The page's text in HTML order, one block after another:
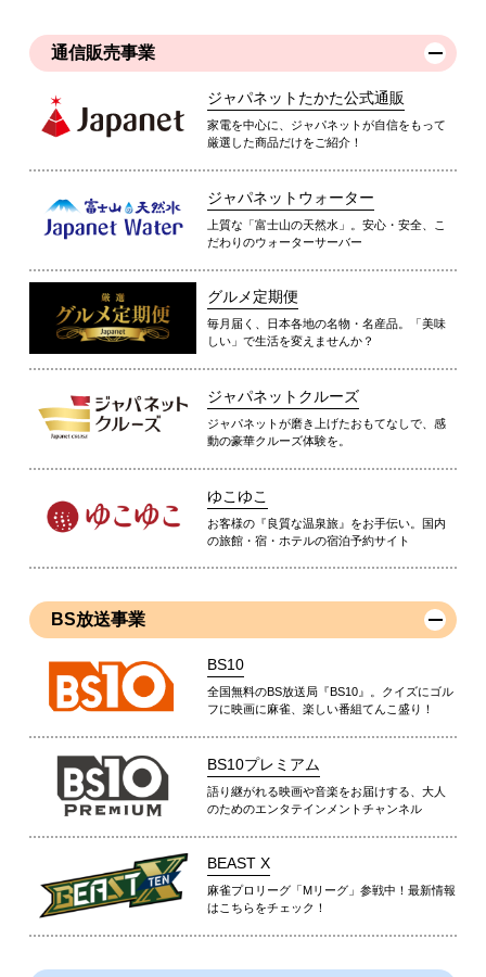
通信販売事業
ジャパネットたかた公式通販
家電を中心に、ジャパネットが自信をもって
厳選した商品だけをご紹介！
ジャパネットウォーター
上質な「富士山の天然水」。安心・安全、こ
だわりのウォーターサーバー
グルメ定期便
毎月届く、日本各地の名物・名産品。「美味
しい」で生活を変えませんか？
ジャパネットクルーズ
ジャパネットが磨き上げたおもてなしで、感
動の豪華クルーズ体験を。
ゆこゆこ
お客様の『良質な温泉旅』をお手伝い。国内
の旅館・宿・ホテルの宿泊予約サイト
BS放送事業
BS10
全国無料のBS放送局『BS10』。クイズにゴル
フに映画に麻雀、楽しい番組てんこ盛り！
BS10プレミアム
語り継がれる映画や音楽をお届けする、大人
のためのエンタテインメントチャンネル
BEAST X
麻雀プロリーグ「Mリーグ」参戦中！最新情報
はこちらをチェック！